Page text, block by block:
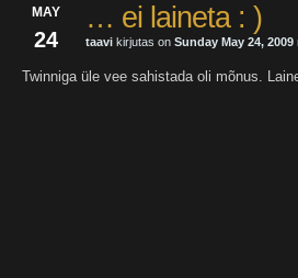
MAY
24
… ei laineta : )
taavi kirjutas on Sunday May 24, 2009
Twinniga üle vee sahistada oli mõnus.